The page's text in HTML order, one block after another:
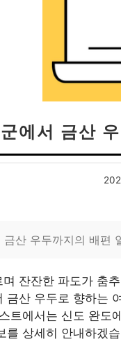
에서 금산
금산 우두까지의 배편
잔잔한 파도가 춤
금산 우두로 향하는
트에서는 신도 완도
를 상세히 안내하겠